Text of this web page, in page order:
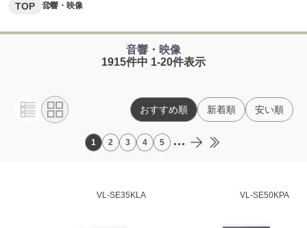
TOP 音響・映像
音響・映像
1915件中 1-20件表示
1 2 3 4 5 ...
おすすめ順 新着順 安い順
VL-SE35KLA VL-SE50KPA